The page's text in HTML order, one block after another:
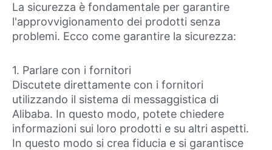
La sicurezza è fondamentale per garantire
l'approvvigionamento dei prodotti senza
problemi. Ecco come garantire la sicurezza:
1. Parlare con i fornitori
Discutete direttamente con i fornitori
utilizzando il sistema di messaggistica di
Alibaba. In questo modo, potete chiedere
informazioni sui loro prodotti e su altri aspetti.
In questo modo si crea fiducia e si garantisce